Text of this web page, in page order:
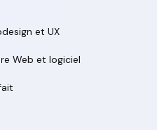
et UX
Web et logiciel